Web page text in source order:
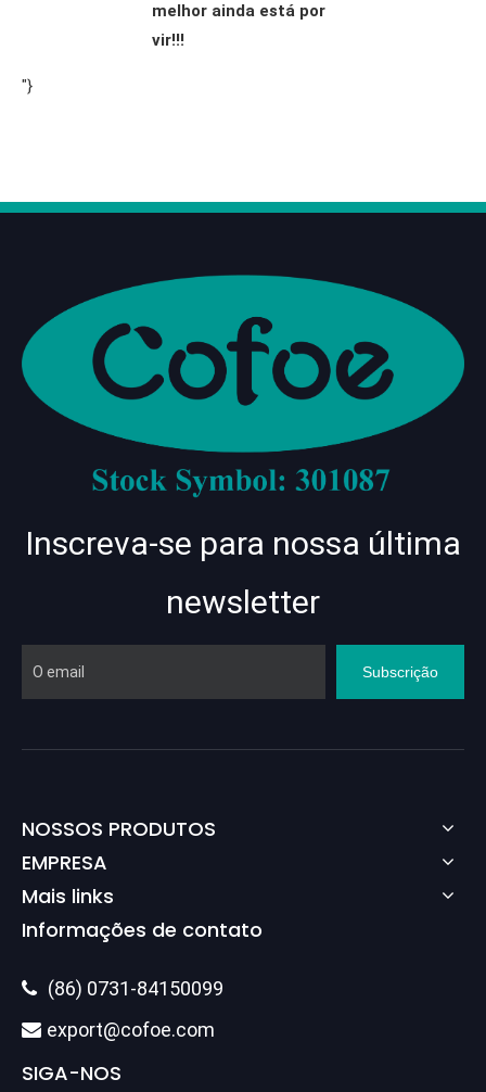
melhor ainda está por
vir!!!
"}
Inscreva-se para nossa última
newsletter
Subscrição
NOSSOS PRODUTOS
EMPRESA
Mais links
Informações de contato
 (86) 0731-84150099
 export@cofoe.com
SIGA-NOS